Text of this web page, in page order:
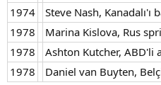
1974
Steve Nash, Kanadalı'ı
1978
Marina Kislova, Rus
1978
Ashton Kutcher, ABD'li
1978
Daniel van Buyten,